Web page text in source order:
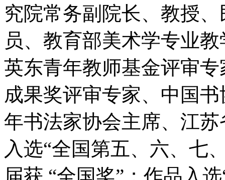
究院常务副院长、教授
员、教育部美术学专业
英东青年教师基金评审
成果奖评审专家、中国
年书法家协会主席、江
入选“全国第五、六、七